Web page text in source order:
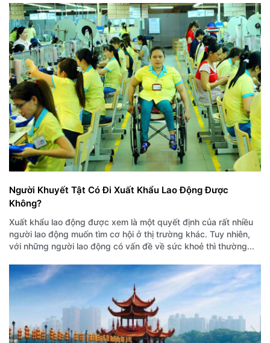
Người Khuyết Tật Có Đi Xuất Khẩu Lao Động Được
Không?
Xuất khẩu lao động được xem là một quyết định của rất nhiều
người lao động muốn tìm cơ hội ở thị trường khác. Tuy nhiên,
với những người lao động có vấn đề về sức khoẻ thì thường...